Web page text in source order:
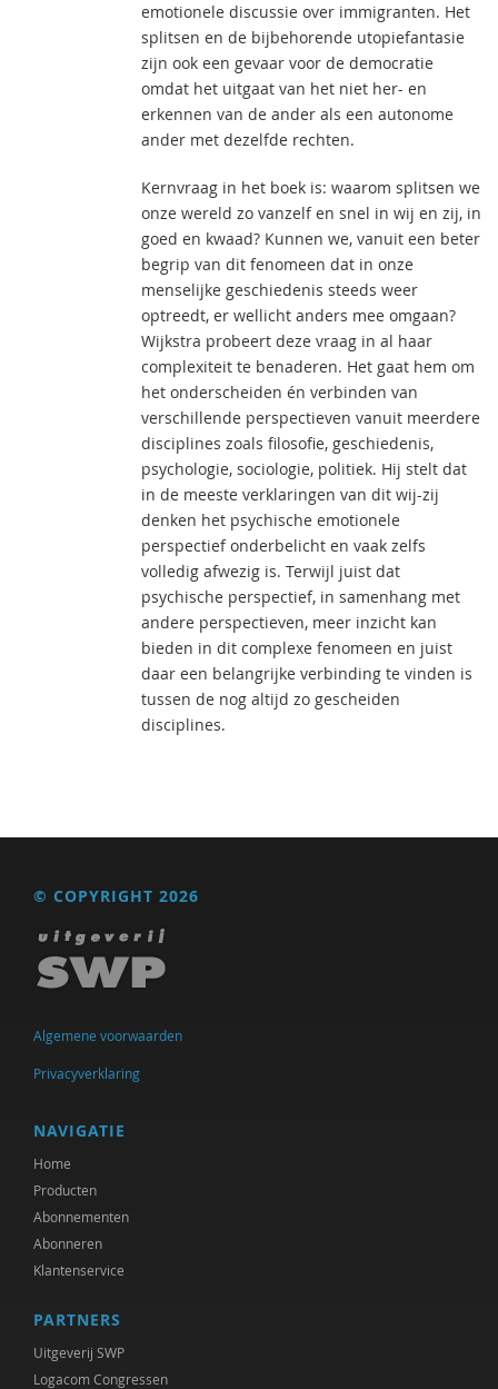
emotionele discussie over immigranten. Het
splitsen en de bijbehorende utopiefantasie
zijn ook een gevaar voor de democratie
omdat het uitgaat van het niet her- en
erkennen van de ander als een autonome
ander met dezelfde rechten.
Kernvraag in het boek is: waarom splitsen we
onze wereld zo vanzelf en snel in wij en zij, in
goed en kwaad? Kunnen we, vanuit een beter
begrip van dit fenomeen dat in onze
menselijke geschiedenis steeds weer
optreedt, er wellicht anders mee omgaan?
Wijkstra probeert deze vraag in al haar
complexiteit te benaderen. Het gaat hem om
het onderscheiden én verbinden van
verschillende perspectieven vanuit meerdere
disciplines zoals filosofie, geschiedenis,
psychologie, sociologie, politiek. Hij stelt dat
in de meeste verklaringen van dit wij-zij
denken het psychische emotionele
perspectief onderbelicht en vaak zelfs
volledig afwezig is. Terwijl juist dat
psychische perspectief, in samenhang met
andere perspectieven, meer inzicht kan
bieden in dit complexe fenomeen en juist
daar een belangrijke verbinding te vinden is
tussen de nog altijd zo gescheiden
disciplines.
© COPYRIGHT 2026
Algemene voorwaarden
Privacyverklaring
NAVIGATIE
Home
Producten
Abonnementen
Abonneren
Klantenservice
PARTNERS
Uitgeverij SWP
Logacom Congressen